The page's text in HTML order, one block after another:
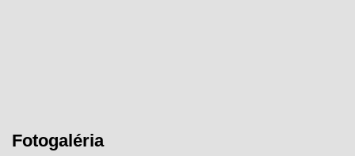
Fotogaléria